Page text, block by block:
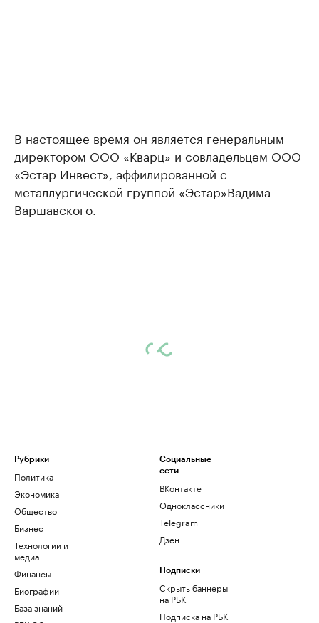
В настоящее время он является генеральным
директором ООО «Кварц» и совладельцем ООО
«Эстар Инвест», аффилированной с
металлургической группой «Эстар»Вадима
Варшавского.
Рубрики
Политика
Экономика
Общество
Бизнес
Технологии и
медиа
Финансы
Биографии
База знаний
Социальные
сети
ВКонтакте
Одноклассники
Telegram
Дзен
Подписки
Скрыть баннеры
на РБК
Подписка на РБК